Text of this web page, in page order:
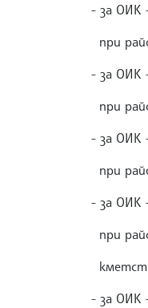
- за ОИК
при
- за ОИК
при
- за ОИК
при
- за ОИК
при
- за